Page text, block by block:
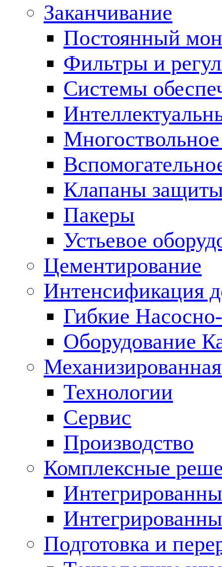
Заканчивание
Постоянный
Фильтры и
Cистемы
Клапаны
Пакеры
Устьевое
Цементирование
Интенсификация
Гибкие
Оборудование
Технологии
Сервис
Производство
Комплексные
Подготовка и